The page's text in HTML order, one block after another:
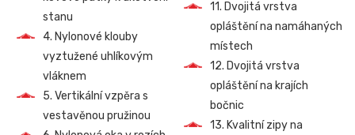
stanu
4. Nylonové klouby
vyztužené uhlíkovým
vláknem
5. Vertikální vzpěra s
vestavěnou pružinou
11. Dvojitá vrstva
opláštění na namáhaných
místech
12. Dvojitá vrstva
opláštění na krajích
bočnic
13. Kvalitní zipy na